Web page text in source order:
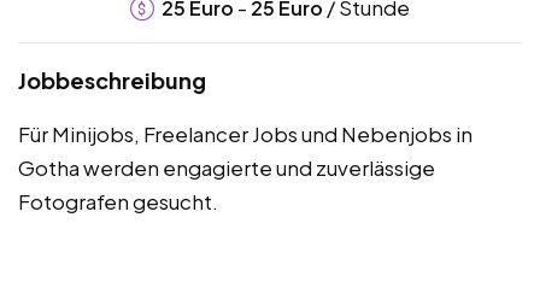
25 Euro - 25 Euro / Stunde
Jobbeschreibung
Für Minijobs, Freelancer Jobs und Nebenjobs in
Gotha werden engagierte und zuverlässige
Fotografen gesucht.